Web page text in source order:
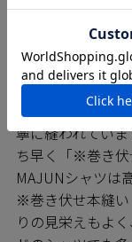
SEWING 縫製の
MAJUNシャツは
ハン繊維の熟練
寧に縫われてい
ち早く「※巻き伏
MAJUNシャツは
※巻き伏せ本縫
りの見栄えもよ